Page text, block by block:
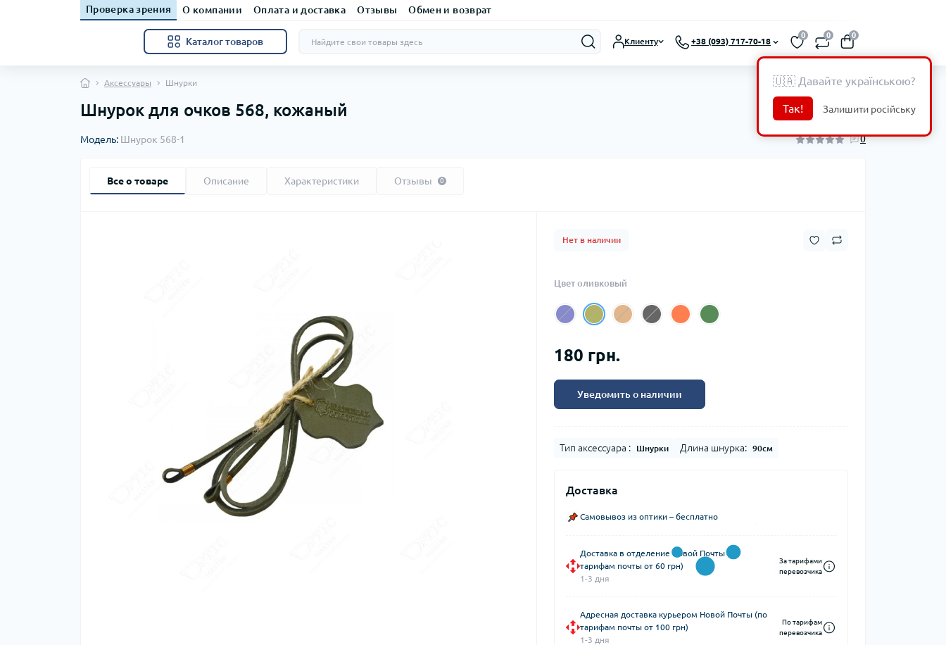
Проверка зрения О компании Оплата и доставка Отзывы Обмен и возврат
Каталог товаров Клиенту +38 (093) 717-70-18
0 0 0
Аксессуары Шнурки
Шнурок для очков 568, кожаный
Модель: Шнурок 568-1 0
Все о товаре Описание Характеристики Отзывы 0
Нет в наличии
Цвет оливковый
180 грн.
Уведомить о наличии
Тип аксессуара : Шнурки Длина шнурка: 90см
Доставка
Самовывоз из оптики – бесплатно
Доставка в отделение Новой Почты (по
тарифам почты от 60 грн)
1-3 дня
За тарифами
перевозчика
Адресная доставка курьером Новой Почты (по
тарифам почты от 100 грн)
1-3 дня
По тарифам
перевозчика
🇺🇦 Давайте українською?
Так! Залишити російську